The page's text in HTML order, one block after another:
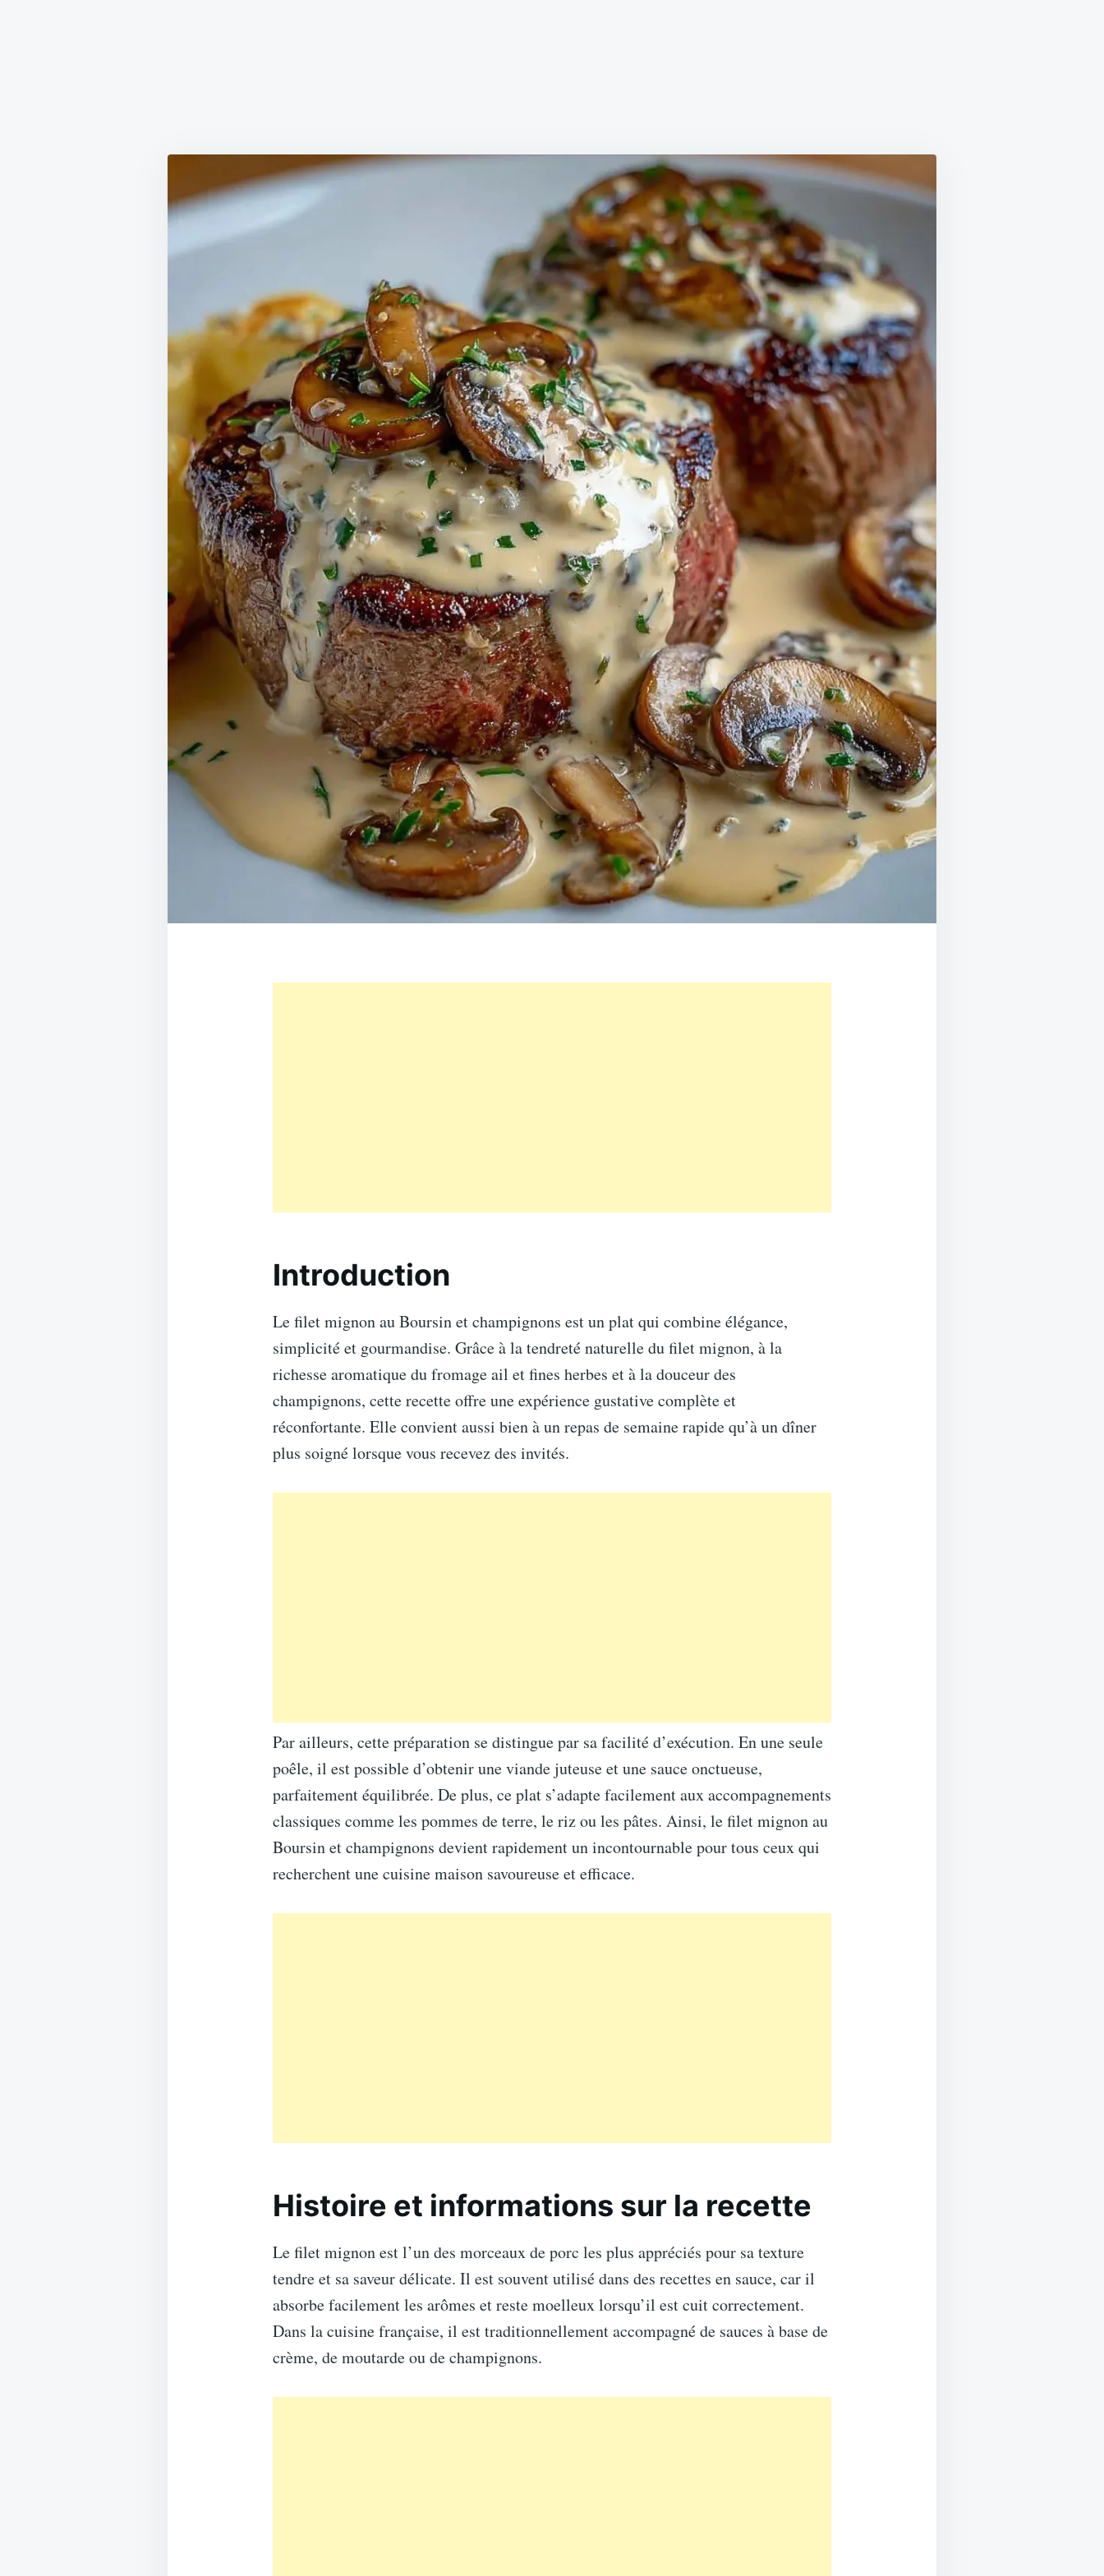
Introduction
Le filet mignon au Boursin et champignons est un plat qui combine élégance,
simplicité et gourmandise. Grâce à la tendreté naturelle du filet mignon, à la
richesse aromatique du fromage ail et fines herbes et à la douceur des
champignons, cette recette offre une expérience gustative complète et
réconfortante. Elle convient aussi bien à un repas de semaine rapide qu’à un dîner
plus soigné lorsque vous recevez des invités.
Par ailleurs, cette préparation se distingue par sa facilité d’exécution. En une seule
poêle, il est possible d’obtenir une viande juteuse et une sauce onctueuse,
parfaitement équilibrée. De plus, ce plat s’adapte facilement aux accompagnements
classiques comme les pommes de terre, le riz ou les pâtes. Ainsi, le filet mignon au
Boursin et champignons devient rapidement un incontournable pour tous ceux qui
recherchent une cuisine maison savoureuse et efficace.
Histoire et informations sur la recette
Le filet mignon est l’un des morceaux de porc les plus appréciés pour sa texture
tendre et sa saveur délicate. Il est souvent utilisé dans des recettes en sauce, car il
absorbe facilement les arômes et reste moelleux lorsqu’il est cuit correctement.
Dans la cuisine française, il est traditionnellement accompagné de sauces à base de
crème, de moutarde ou de champignons.